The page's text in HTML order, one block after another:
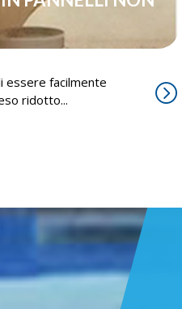
essere facilmente
ridotto...